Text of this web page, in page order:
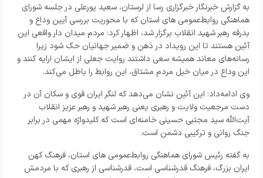
به گزارش خبرنگار خبرگزاری رسا از لرستان، سعید پورعلی در جلسه شورای
هماهنگی روابط‌عمومی های استان که با محوریت بررسی آیین وداع و
بدرقه رهبر شهید انقلاب برگزار شد، اظهار کرد: مردم میدان دار واقعی این
آئین هستند تا این رویداد در ذهن و ضمیر جهانیان حک شود زیرا
رسانه‌های معاند همیشه سعی داشتند روایت جعلی از ایشان ارایه کنند و
این وداع در میان خیل مردم مشتاق، این روابط را باطل می‌کند.
وی ادامه‌داد: این آئین نشان می‌دهد که لنگر ایران قوی و سکان آن در
دست مرجعیت ولایت و رهبری یعنی رهبر شهید و رهبر عزیز انقلاب
آیت‌الله سید مجتبی حسینی خامنه‌ای است که کلیدواژه مهمی در برابر
جنگ روانی و ترکیبی دشمن است.
به گفته رئیس شورای هماهنگی روابط‌عمومی های استان، فرهنگ کهن
ایران بزرگ، فرهنگ قدرشناسی است، قدرشناسی از رهبری که با مردمش